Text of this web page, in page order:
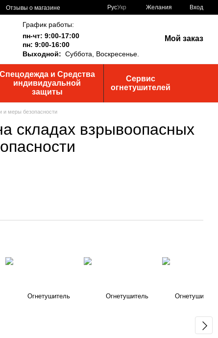
Отзывы о магазине
РусУкр Желания Вход
График работы:
пн-чт: 9:00-17:00
пн: 9:00-16:00
Выходной: Суббота, Воскресенье.
Мой заказ
Спецодежда и Средства
индивидуальной
защиты
Сервис
огнетушителей
и меры безопасности
складах взрывоопасных